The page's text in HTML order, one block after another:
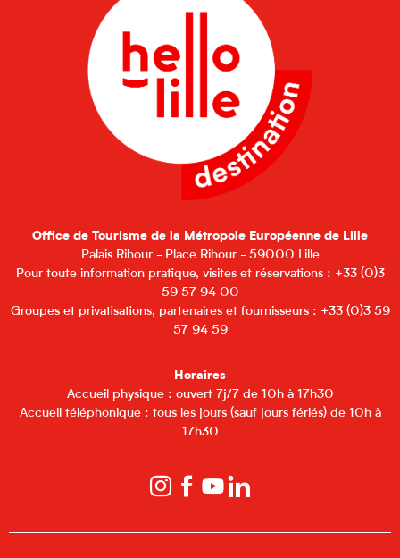
Office de Tourisme de la Métropole Européenne de Lille
Palais Rihour - Place Rihour - 59000 Lille
Pour toute information pratique, visites et réservations : +33 (0)3
59 57 94 00
Groupes et privatisations, partenaires et fournisseurs : +33 (0)3 59
57 94 59
Horaires
Accueil physique : ouvert 7j/7 de 10h à 17h30
Accueil téléphonique : tous les jours (sauf jours fériés) de 10h à
17h30